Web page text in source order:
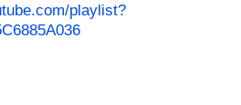
playlist?